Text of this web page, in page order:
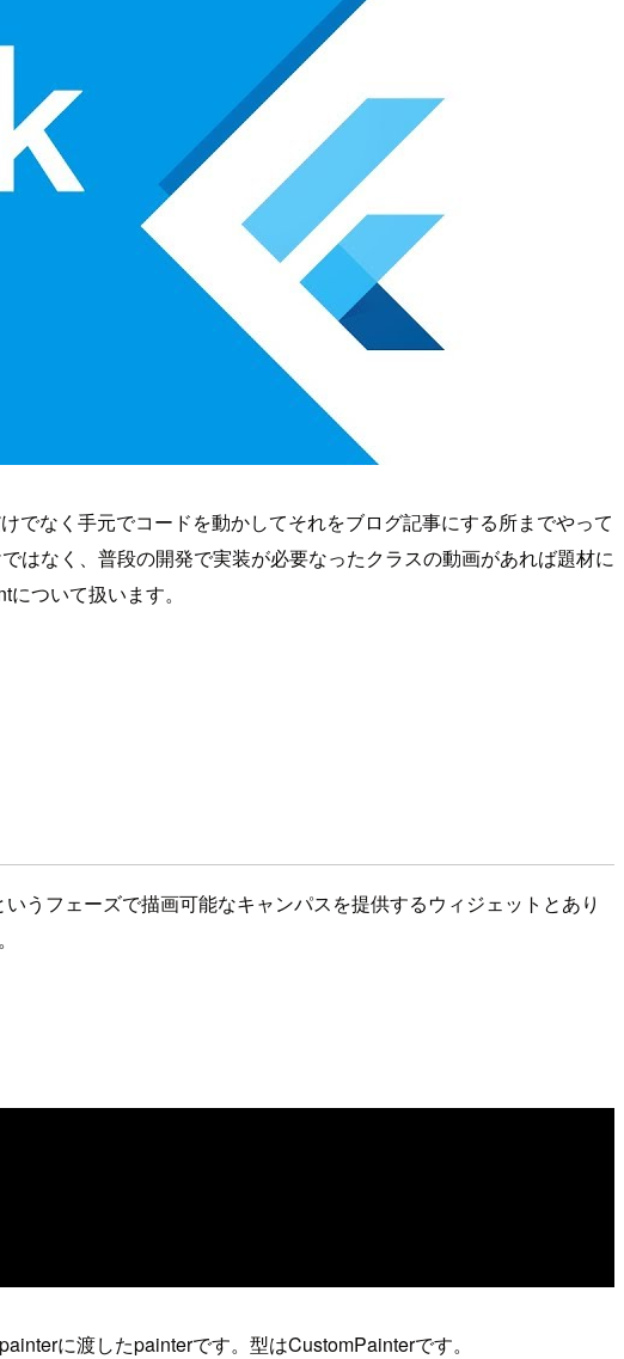
でなく手元でコードを動かしてそれをブログ記事にする所までやって
はなく、普段の開発で実装が必要なったクラスの動画があれば題材に
ついて扱います。
いうフェーズで描画可能なキャンパスを提供するウィジェットとあり
に渡したpainterです。型はCustomPainterです。